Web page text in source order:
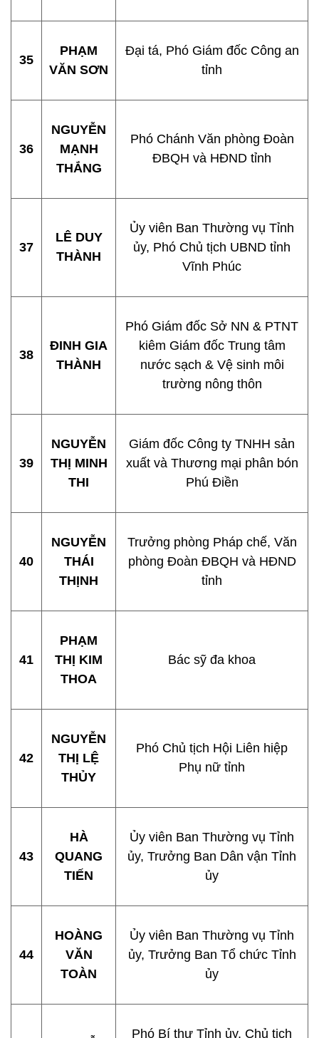
35
PHẠM
VĂN SƠN
Đại tá, Phó Giám đốc Công an
tỉnh
36
NGUYỄN
MẠNH
THẮNG
Phó Chánh Văn phòng Đoàn
ĐBQH và HĐND tỉnh
37
LÊ DUY
THÀNH
Ủy viên Ban Thường vụ Tỉnh
ủy, Phó Chủ tịch UBND tỉnh
Vĩnh Phúc
38
ĐINH GIA
THÀNH
Phó Giám đốc Sở NN & PTNT
kiêm Giám đốc Trung tâm
nước sạch & Vệ sinh môi
trường nông thôn
39
NGUYỄN
THỊ MINH
THI
Giám đốc Công ty TNHH sản
xuất và Thương mại phân bón
Phú Điền
40
NGUYỄN
THÁI
THỊNH
Trưởng phòng Pháp chế, Văn
phòng Đoàn ĐBQH và HĐND
tỉnh
41
PHẠM
THỊ KIM
THOA
Bác sỹ đa khoa
42
NGUYỄN
THỊ LỆ
THỦY
Phó Chủ tịch Hội Liên hiệp
Phụ nữ tỉnh
43
HÀ
QUANG
TIẾN
Ủy viên Ban Thường vụ Tỉnh
ủy, Trưởng Ban Dân vận Tỉnh
ủy
44
HOÀNG
VĂN
TOÀN
Ủy viên Ban Thường vụ Tỉnh
ủy, Trưởng Ban Tổ chức Tỉnh
ủy
Phó Bí thư Tỉnh ủy, Chủ tịch